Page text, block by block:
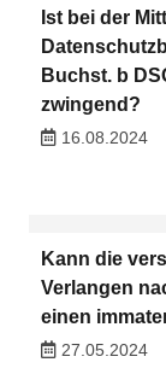
Ist bei der
Buchst. b
zwingend?
16.08.2024
Kann die
Verlangen
einen
27.05.2024